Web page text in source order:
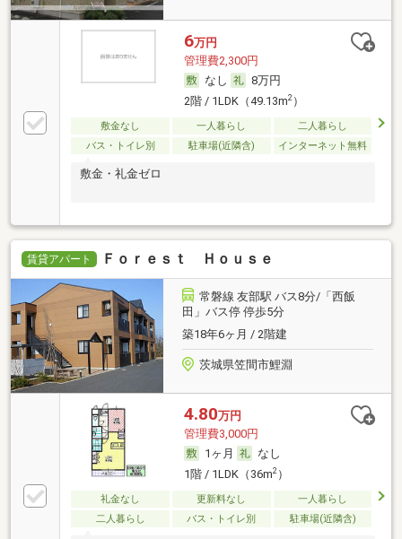
6万円
管理費2,300円
なし
8万円
2階 / 1LDK（49.13m2）
敷金なし 一人暮らし
二人暮らし
バス・トイレ別
駐車場(近隣含) インターネット無料
敷金・礼金ゼロ
賃貸アパート Ｆｏｒｅｓｔ Ｈｏｕｓｅ
常磐線 友部駅 バス8分/「西飯
田」バス停 停歩5分
築18年6ヶ月 / 2階建
茨城県笠間市鯉淵
4.80万円
管理費3,000円
1ヶ月
なし
1階 / 1LDK（36m2）
礼金なし 更新料なし
一人暮らし
二人暮らし
バス・トイレ別 駐車場(近隣含)